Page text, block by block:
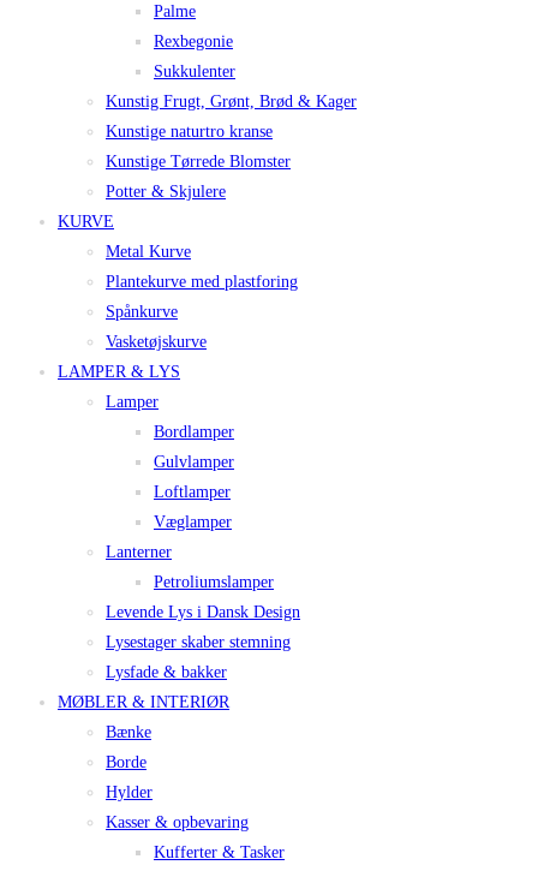
Palme
Rexbegonie
Sukkulenter
Kunstig Frugt, Grønt, Brød & Kager
Kunstige naturtro kranse
Kunstige Tørrede Blomster
Potter & Skjulere
KURVE
Metal Kurve
Plantekurve med plastforing
Spånkurve
Vasketøjskurve
LAMPER & LYS
Lamper
Bordlamper
Gulvlamper
Loftlamper
Væglamper
Lanterner
Petroliumslamper
Levende Lys i Dansk Design
Lysestager skaber stemning
Lysfade & bakker
MØBLER & INTERIØR
Bænke
Borde
Hylder
Kasser & opbevaring
Kufferter & Tasker